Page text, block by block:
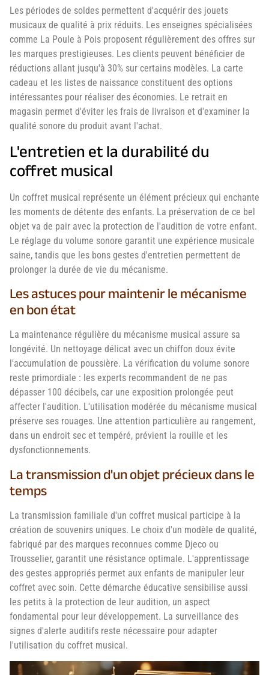
Les périodes de soldes permettent d'acquérir des jouets
musicaux de qualité à prix réduits. Les enseignes spécialisées
comme La Poule à Pois proposent régulièrement des offres sur
les marques prestigieuses. Les clients peuvent bénéficier de
réductions allant jusqu'à 30% sur certains modèles. La carte
cadeau et les listes de naissance constituent des options
intéressantes pour réaliser des économies. Le retrait en
magasin permet d'éviter les frais de livraison et d'examiner la
qualité sonore du produit avant l'achat.
L'entretien et la durabilité du
coffret musical
Un coffret musical représente un élément précieux qui enchante
les moments de détente des enfants. La préservation de ce bel
objet va de pair avec la protection de l'audition de votre enfant.
Le réglage du volume sonore garantit une expérience musicale
saine, tandis que les bons gestes d'entretien permettent de
prolonger la durée de vie du mécanisme.
Les astuces pour maintenir le mécanisme
en bon état
La maintenance régulière du mécanisme musical assure sa
longévité. Un nettoyage délicat avec un chiffon doux évite
l'accumulation de poussière. La vérification du volume sonore
reste primordiale : les experts recommandent de ne pas
dépasser 100 décibels, car une exposition prolongée peut
affecter l'audition. L'utilisation modérée du mécanisme musical
préserve ses rouages. Une attention particulière au rangement,
dans un endroit sec et tempéré, prévient la rouille et les
dysfonctionnements.
La transmission d'un objet précieux dans le
temps
La transmission familiale d'un coffret musical participe à la
création de souvenirs uniques. Le choix d'un modèle de qualité,
fabriqué par des marques reconnues comme Djeco ou
Trousselier, garantit une résistance optimale. L'apprentissage
des gestes appropriés permet aux enfants de manipuler leur
coffret avec soin. Cette démarche éducative sensibilise aussi
les petits à la protection de leur audition, un aspect
fondamental pour leur développement. La surveillance des
signes d'alerte auditifs reste nécessaire pour adapter
l'utilisation du coffret musical.